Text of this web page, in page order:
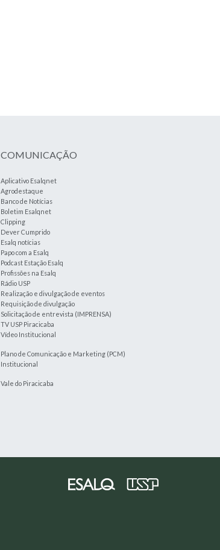
COMUNICAÇÃO
Aplicativo Esalqnet
Agrodestaque
Banco de Notícias
Boletim Esalqnet
Clipping
Dever Cumprido
Esalq notícias
Papo com a Esalq
Podcast Estação Esalq
Profissões na Esalq
Rádio USP
Realização e divulgação de eventos
Requisição de divulgação
Solicitação de entrevista (IMPRENSA)
TV USP Piracicaba
Vídeo Institucional
Plano de Comunicação e Marketing (PCM)
Institucional
Vale do Piracicaba